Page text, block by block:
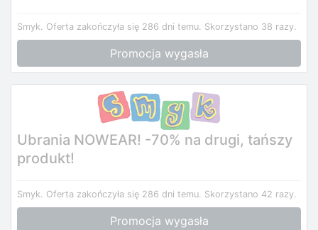
Smyk. Oferta zakończyła się 286 dni temu. Skorzystano 38 razy.
Promocja wygasła
Ubrania NOWEAR! -70% na drugi, tańszy
produkt!
Smyk. Oferta zakończyła się 286 dni temu. Skorzystano 42 razy.
Promocja wygasła